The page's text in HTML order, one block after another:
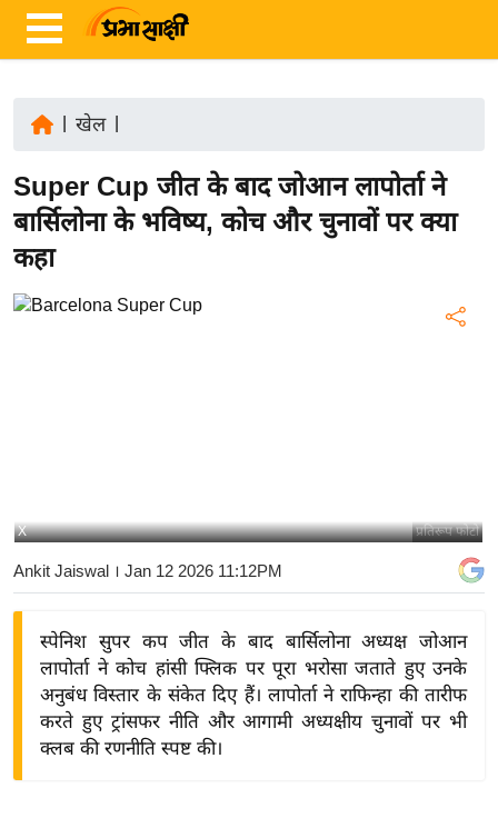
ज़ा
ख
र
रा
य
ज़
द्यो
खेल|
Super Cup जीत के बाद जोआन लापोर्ता ने
बार्सिलोना के भविष्य, कोच और चुनावों पर क्या
कहा
प्रतिरूप फोटो
X
Ankit Jaiswal । Jan 12 2026 11:12PM
स्पेनिश सुपर कप जीत के बाद बार्सिलोना अध्यक्ष जोआन
लापोर्ता ने कोच हांसी फ्लिक पर पूरा भरोसा जताते हुए उनके
अनुबंध विस्तार के संकेत दिए हैं। लापोर्ता ने राफिन्हा की तारीफ
करते हुए ट्रांसफर नीति और आगामी अध्यक्षीय चुनावों पर भी
क्लब की रणनीति स्पष्ट की।